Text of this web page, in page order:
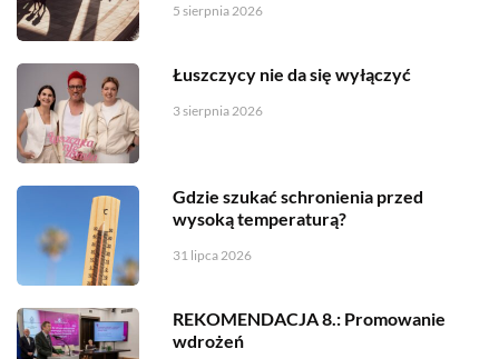
5 sierpnia 2026
Łuszczycy nie da się wyłączyć
3 sierpnia 2026
Gdzie szukać schronienia przed
wysoką temperaturą?
31 lipca 2026
REKOMENDACJA 8.: Promowanie
wdrożeń